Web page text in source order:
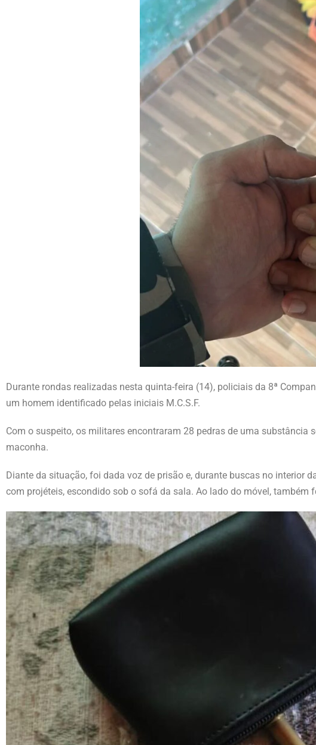
Durante rondas realizadas nesta quinta-feira (14), policiais da 8ª
um homem identificado pelas iniciais M.C.S.F.
Com o suspeito, os militares encontraram 28 pedras de uma
maconha.
Diante da situação, foi dada voz de prisão e, durante buscas no interior
com projéteis, escondido sob o sofá da sala. Ao lado do móvel, também